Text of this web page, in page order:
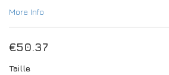
More Info
€50.37
Taille